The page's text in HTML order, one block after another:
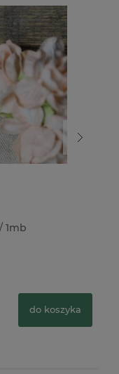
1mb
do koszyka